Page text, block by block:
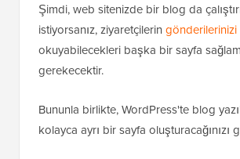
Şimdi, web sitenizde bir blog da
istiyorsanız, ziyaretçilerin gönderilerinizi
okuyabilecekleri başka bir sayfa
gerekecektir.
Bununla birlikte, WordPress'te blog
kolayca ayrı bir sayfa oluşturacağınızı